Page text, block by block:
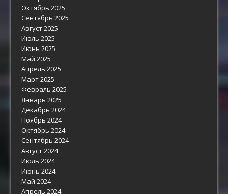
Октябрь 2025
Сентябрь 2025
Август 2025
Июль 2025
Июнь 2025
Май 2025
Апрель 2025
Март 2025
Февраль 2025
Январь 2025
Декабрь 2024
Ноябрь 2024
Октябрь 2024
Сентябрь 2024
Август 2024
Июль 2024
Июнь 2024
Май 2024
Апрель 2024